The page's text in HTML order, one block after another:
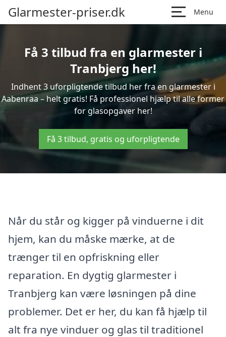
Glarmester-priser.dk Menu
Få 3 tilbud fra en glarmester i
Tranbjerg her!
Indhent 3 uforpligtende tilbud her fra en glarmester i
Aabenraa – helt gratis! Få professionel hjælp til alle former
for glasopgaver her!
Få 3 tilbud, gratis og uforpligtende
Når du står og kigger på vinduerne i dit
hjem, kan du måske mærke, at de
trænger til en opfriskning eller
reparation. En dygtig glarmester i
Tranbjerg kan være løsningen på dine
problemer. Det er her, du kan få hjælp til
alt fra nye vinduer og glas til traditionel